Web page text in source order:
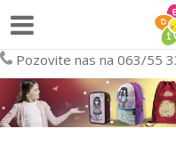
Pozovite nas na 063/55